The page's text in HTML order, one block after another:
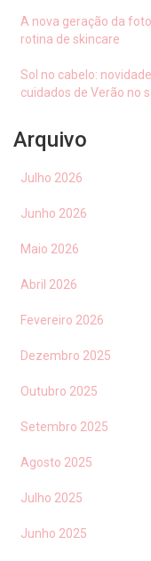
A nova geração da
rotina de skincare
Sol no cabelo:
cuidados de Verão no
Arquivo
Julho 2026
Junho 2026
Maio 2026
Abril 2026
Fevereiro 2026
Dezembro 2025
Outubro 2025
Setembro 2025
Agosto 2025
Julho 2025
Junho 2025